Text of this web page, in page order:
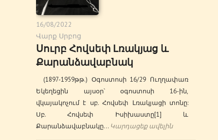
16/08/2022
Վարք Սրբոց
Սուրբ Հովսեփ Լռակյաց և
Քարանձավաբնակ
(1897-1959թթ.) Օգոստոսի 16/29 Ուղղափառ
Եկեղեցին այսօր՝ օգոստոսի 16-ին,
վկայակոչում է սբ. Հովսեփ Լռակյացի տոնը:
Սբ. Հովսեփ Իսիխաստը[1] և
Քարանձավաբնակը… Կարդացեք ավելին